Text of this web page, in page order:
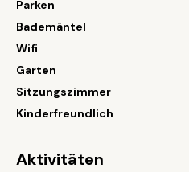
Parken
Bademäntel
Wifi
Garten
Sitzungszimmer
Kinderfreundlich
Aktivitäten